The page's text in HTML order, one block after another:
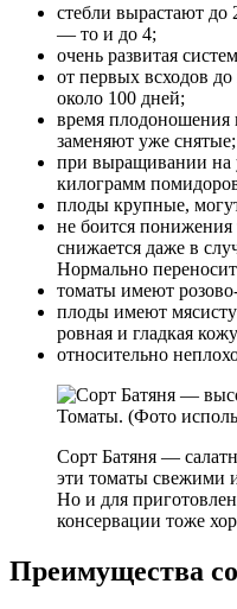
стебли вырастают
— то и до 4;
очень развитая
от первых всходов
около 100 дней;
время
заменяют уже снятые;
при выращивании на
килограмм
плоды крупные,
не боится
снижается даже в
Нормально
томаты имеют
плоды имеют
ровная и гладкая
относительно
Томаты. (Фото
Сорт Батяня —
эти томаты свежими
Но и для
консервации тоже
Преимущества